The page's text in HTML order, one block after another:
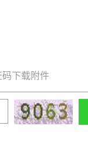
下载附件